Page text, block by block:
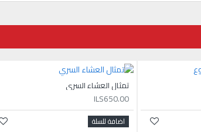
تمثال العشاء السري
ILS650.00
اضافة للسلة